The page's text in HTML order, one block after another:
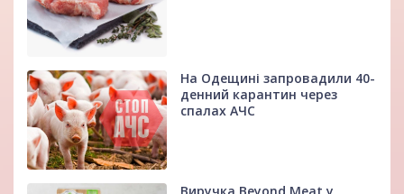
На Одещині запровадили 40-
денний карантин через
спалах АЧС